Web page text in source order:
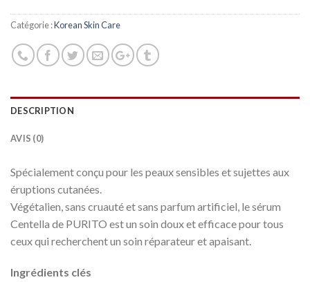
Catégorie :Korean Skin Care
DESCRIPTION
AVIS (0)
Spécialement conçu pour les peaux sensibles et sujettes aux
éruptions cutanées.
Végétalien, sans cruauté et sans parfum artificiel, le sérum
Centella de PURITO est un soin doux et efficace pour tous
ceux qui recherchent un soin réparateur et apaisant.
Ingrédients clés